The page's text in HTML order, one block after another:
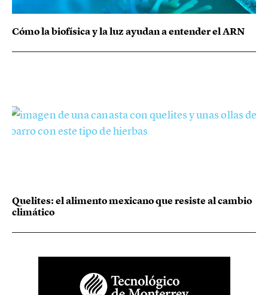
Cómo la biofísica y la luz ayudan a entender el ARN
Quelites: el alimento mexicano que resiste al cambio
climático